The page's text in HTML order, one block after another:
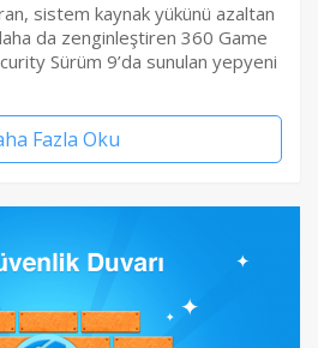
sistem kaynak yükünü azaltan
da zenginleştiren 360 Game
Sürüm 9’da sunulan yepyeni
Fazla Oku